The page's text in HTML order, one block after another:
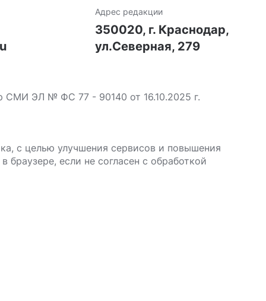
Адрес редакции
350020, г. Краснодар,
ул.Северная, 279
СМИ ЭЛ № ФС 77 - 90140 от 16.10.2025 г.
с целью улучшения сервисов и повышения
браузере, если не согласен с обработкой